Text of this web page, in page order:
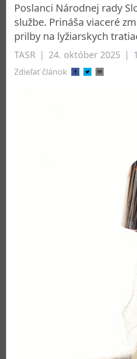
Poslanci Národnej rady
službe. Prináša viaceré
prilby na lyžiarskych
TASR | 24. október 2025 |
Zdieľať článok